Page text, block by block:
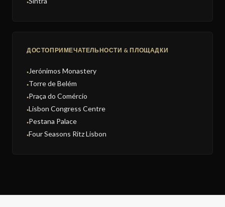
●
ДОСТОПРИМЕЧАТЕЛЬНОСТИ & ПЛОЩАДКИ
● Jerónimos Monastery
●Torre de Belém
●Praça do Comércio
●Lisbon Congress Centre
●Pestana Palace
●Four Seasons Ritz Lisbon